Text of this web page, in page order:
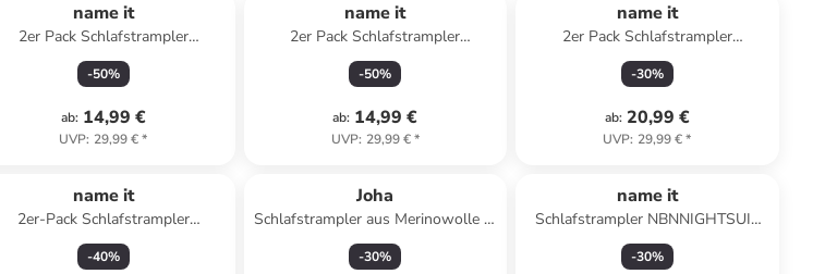
name it
2er Pack Schlafstrampler
NBFNIGHTSUIT LILAC DEER in
lilac marble
-50%
ab: 14,99 €
UVP: 29,99 €*
name it
2er Pack Schlafstrampler
NBNNIGHTSUIT PUMICE BEAR in
pumice stone
-50%
ab: 14,99 €
UVP: 29,99 €*
name it
2er Pack Schlafstrampler
NBNNIGHTSUIT ANIMAL in jet
stream
-30%
ab: 20,99 €
UVP: 29,99 €*
name it
2er-Pack Schlafstrampler
NBFNIGHTSUIT CAR. HEART in
carinaria
-40%
Joha
Schlafstrampler aus Merinowolle in
navy
-30%
name it
Schlafstrampler NBNNIGHTSUIT
ZIP KOALA in rainy day
-30%